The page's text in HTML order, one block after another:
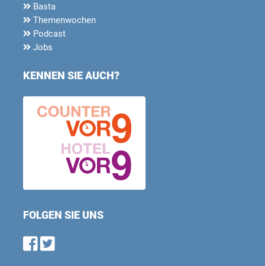
Basta
Themenwochen
Podcast
Jobs
KENNEN SIE AUCH?
FOLGEN SIE UNS
Find us on Facebook
Follow us on Twitter